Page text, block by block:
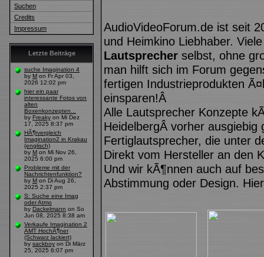
Suchen
Credits
Impressum
Letzte Beiträge
suche Imagination 4
by M on Fr Apr 03,
2026 12:02 pm
hier ein paar
interessante Fotos von
alten
Boxenkonzepten...
by Freaky on Mi Dez
17, 2025 8:37 pm
HÃ¶rvergleich
Imagination2 in Krakau
(englisch)
by M on Mi Nov 26,
2025 6:00 pm
Probleme mit der
Nachrichtenfunktion?
by M on Di Aug 26,
2025 2:37 pm
S: Suche eine Imag
oder Atmo
by Dackelmann on So
Jun 08, 2025 8:38 am
Verkaufe Imagination 2
AMT HochÃ¶ner
(Schwarz lackiert)
by sackboy on Di März
25, 2025 6:07 pm
AudioVideoForum.de ist seit
und Heimkino Liebhaber.
Lautsprecher selbst, ohne
man hilft sich im Forum
fertigen Industrieprodukten
einsparen!Â
Alle Lautsprecher Konzepte
HeidelbergÂ vorher
Fertiglautsprecher, die unter
Direkt vom Hersteller an den
Und wir kÃ¶nnen auch auf
Abstimmung oder Design.